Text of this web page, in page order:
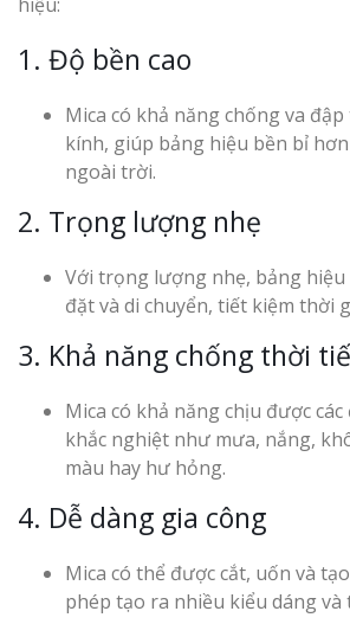
1. Độ bền cao
Mica có khả năng chống va
kính, giúp bảng hiệu bền bỉ
ngoài trời.
2. Trọng lượng nhẹ
Với trọng lượng nhẹ, bảng hiệu
đặt và di chuyển, tiết kiệm thời
3. Khả năng chống thời
Mica có khả năng chịu được
khắc nghiệt như mưa, nắng,
màu hay hư hỏng.
4. Dễ dàng gia công
Mica có thể được cắt, uốn và
phép tạo ra nhiều kiểu dáng và